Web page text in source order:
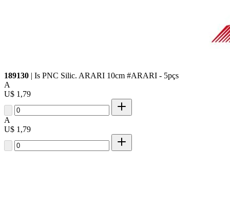
189130 | Is PNC Silic. ARARI 10cm #ARARI - 5pçs
A
U$ 1,79
A
U$ 1,79